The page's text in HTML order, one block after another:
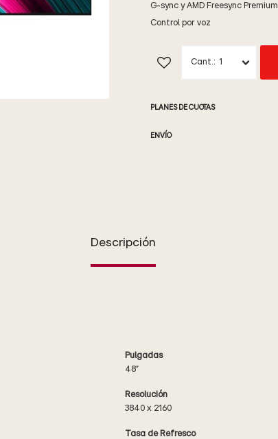
G-sync y AMD Freesync Premium
Control por voz
1
PLANES DE CUOTAS
ENVÍO
Descripción
Pulgadas
48"
Resolución
3840 x 2160
Tasa de Refresco